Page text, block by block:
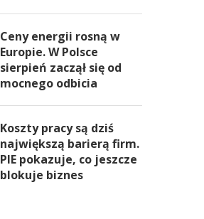
Ceny energii rosną w
Europie. W Polsce
sierpień zaczął się od
mocnego odbicia
Koszty pracy są dziś
największą barierą firm.
PIE pokazuje, co jeszcze
blokuje biznes